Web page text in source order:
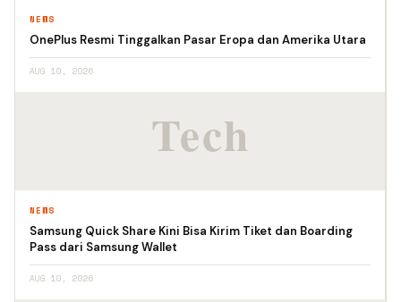
NEWS
OnePlus Resmi Tinggalkan Pasar Eropa dan Amerika Utara
AUG 10, 2026
NEWS
Samsung Quick Share Kini Bisa Kirim Tiket dan Boarding
Pass dari Samsung Wallet
AUG 10, 2026